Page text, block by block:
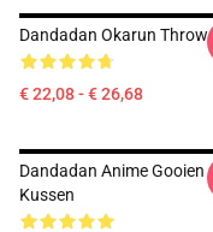
Dandadan Okarun Throw
€ 22,08 - € 26,68
Dandadan Anime Gooien
Kussen